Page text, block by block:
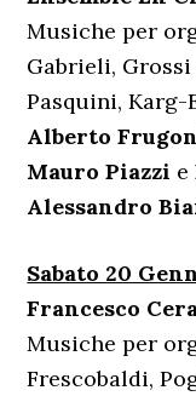
Musiche per
Gabrieli,
Pasquini,
Alberto
Mauro Piazzi e
Alessandro
Sabato 20
Francesco
Musiche per
Frescobaldi,